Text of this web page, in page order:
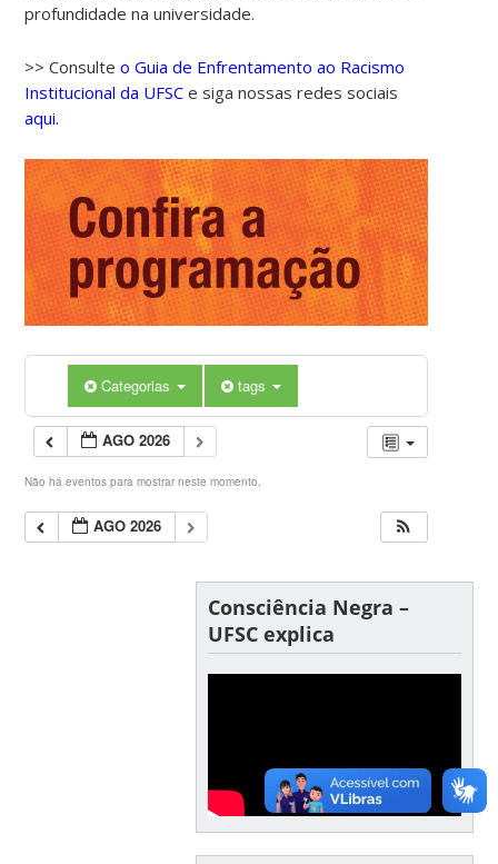
profundidade na universidade.
>> Consulteo Guia de Enfrentamento ao Racismo
Institucional da UFSC e siga nossas redes sociais
aqui.
Categorias tags
AGO 2026
Não há eventos para mostrar neste momento.
AGO 2026
Consciência Negra –
UFSC explica